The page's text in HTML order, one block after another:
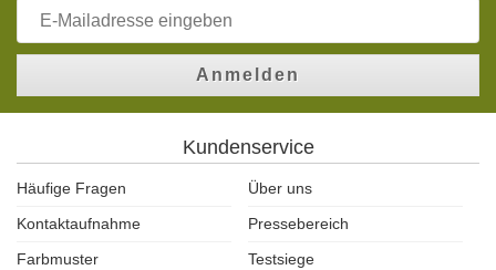
Anmelden
Kundenservice
Häufige Fragen
Über uns
Kontaktaufnahme
Pressebereich
Farbmuster
Testsiege